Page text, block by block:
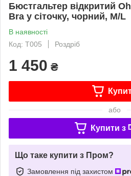
Бюстгальтер відкритий
Bra у сіточку, чорний, M/L
В наявності
Код: T005
Роздріб
1 450 ₴
або
Купити з
Що таке купити з Пром?
Замовлення під захистом